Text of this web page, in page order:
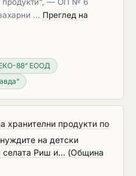
… Преглед на
88“ ЕООД
хранителни продукти по
на детски
селата Риш и... (Община